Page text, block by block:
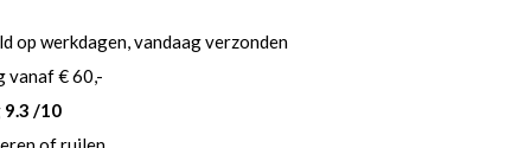
op werkdagen, vandaag verzonden
vanaf € 60,-
9.3 /10